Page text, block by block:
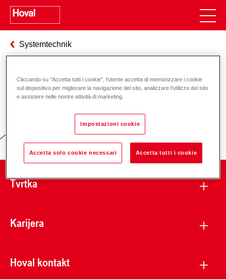
Systemtechnik
Odgovornost za energiju i okoliš
Tvrtka
Karijera
Hoval kontakt
Cliccando su “Accetta tutti i cookie”, l'utente accetta di memorizzare i cookie
sul dispositivo per migliorare la navigazione del sito, analizzare l'utilizzo del sito
e assistere nelle nostre attività di marketing.
Impostazioni cookie
Accetta solo cookie necessari Accetta tutti i cookie